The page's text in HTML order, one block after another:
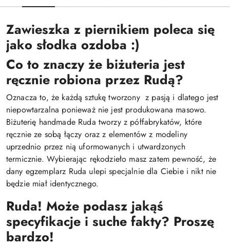
Zawieszka z piernikiem poleca się
jako słodka ozdoba :)
Co to znaczy że biżuteria jest
ręcznie robiona przez Rudą?
Oznacza to, że każdą sztukę tworzony z pasją i dlatego jest
niepowtarzalna ponieważ nie jest produkowana masowo.
Biżuterię handmade Ruda tworzy z półfabrykatów, które
ręcznie ze sobą łączy oraz z elementów z modeliny
uprzednio przez nią uformowanych i utwardzonych
termicznie. Wybierając rękodzieło masz zatem pewność, że
dany egzemplarz Ruda ulepi specjalnie dla Ciebie i nikt nie
będzie miał identycznego.
Ruda! Może podasz jakąś
specyfikacje i suche fakty? Proszę
bardzo!